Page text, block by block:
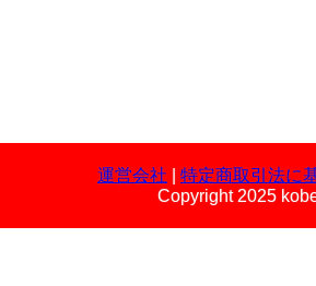
運営会社
特定商取引法に
Copyright 2025